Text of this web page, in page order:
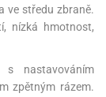
ve středu zbraně.
nízká hmotnost,
nastavováním
zpětným rázem.